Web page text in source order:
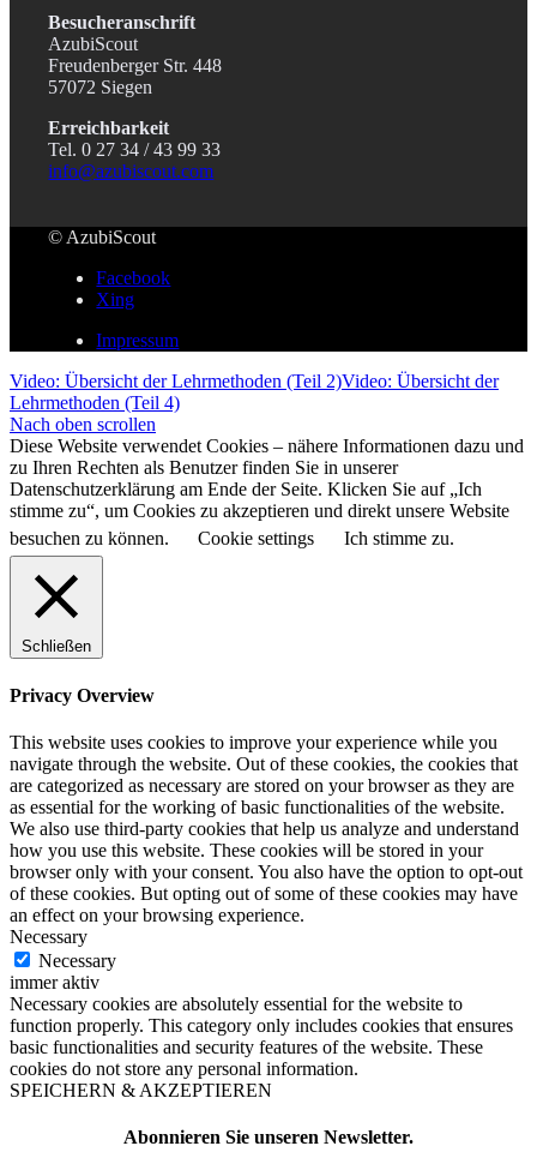
Besucheranschrift
AzubiScout
Freudenberger Str. 448
57072 Siegen
Erreichbarkeit
Tel. 0 27 34 / 43 99 33
info@azubiscout.com
© AzubiScout
Facebook
Xing
Impressum
Video: Übersicht der Lehrmethoden (Teil 2)Video: Übersicht der
Lehrmethoden (Teil 4)
Nach oben scrollen
Diese Website verwendet Cookies – nähere Informationen dazu und
zu Ihren Rechten als Benutzer finden Sie in unserer
Datenschutzerklärung am Ende der Seite. Klicken Sie auf „Ich
stimme zu“, um Cookies zu akzeptieren und direkt unsere Website
besuchen zu können.
Cookie settings Ich stimme zu.
Schließen
Privacy Overview
This website uses cookies to improve your experience while you
navigate through the website. Out of these cookies, the cookies that
are categorized as necessary are stored on your browser as they are
as essential for the working of basic functionalities of the website.
We also use third-party cookies that help us analyze and understand
how you use this website. These cookies will be stored in your
browser only with your consent. You also have the option to opt-out
of these cookies. But opting out of some of these cookies may have
an effect on your browsing experience.
Necessary
Necessary
immer aktiv
Necessary cookies are absolutely essential for the website to
function properly. This category only includes cookies that ensures
basic functionalities and security features of the website. These
cookies do not store any personal information.
SPEICHERN & AKZEPTIEREN
Abonnieren Sie unseren Newsletter.